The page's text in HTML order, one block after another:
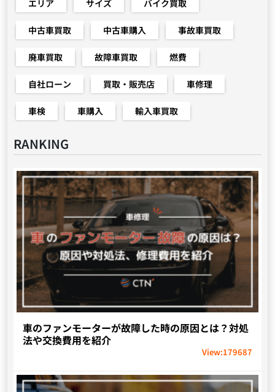
エリア サイズ バイク買取
中古車買取 中古車購入 事故車買取
廃車買取 故障車買取 燃費
自社ローン 買取・販売店 車修理
車検 車購入 輸入車買取
RANKING
車のファンモーターが故障した時の原因とは？対処
法や交換費用を紹介
View:179687